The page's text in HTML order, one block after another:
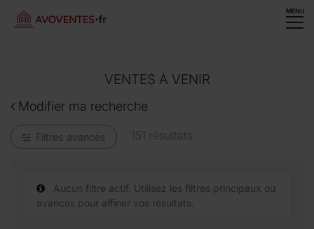
MENU
VENTES À VENIR
Modifier ma recherche
Filtres avancés 151 résultats
Aucun filtre actif. Utilisez les filtres principaux ou
avancés pour affiner vos résultats.